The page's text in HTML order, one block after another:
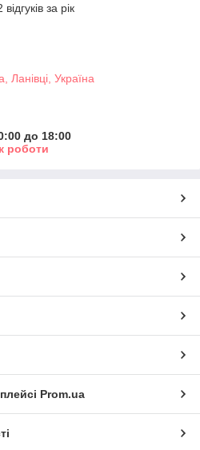
за рік
Ланівці, Україна
до 18:00
роботи
Prom.ua